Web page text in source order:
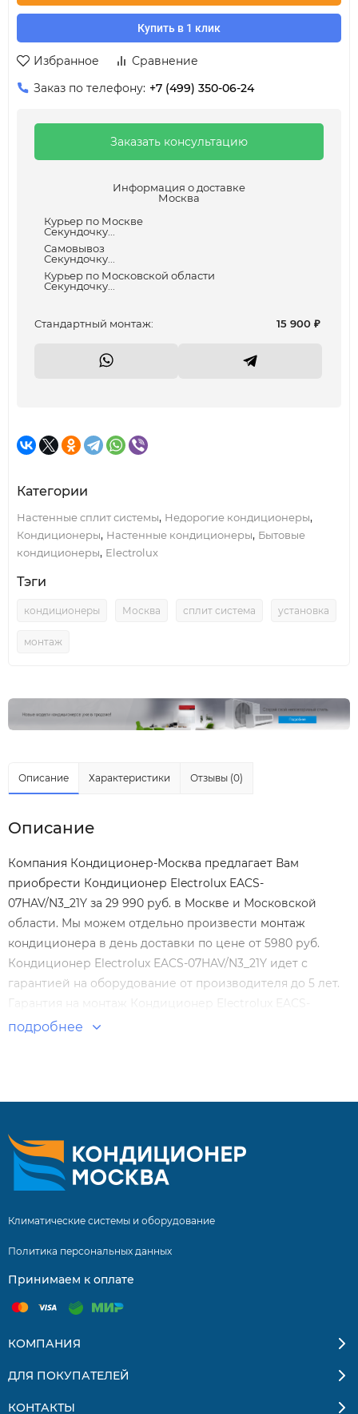
Купить в 1 клик
Избранное
Сравнение
Заказ по телефону: +7 (499) 350-06-24
Заказать консультацию
Информация о доставке
Москва
Курьер по Москве
Секундочку...
Самовывоз
Секундочку...
Курьер по Московской области
Секундочку...
Cтандартный монтаж: 15 900 ₽
Категории
Настенные сплит системы, Недорогие кондиционеры,
Кондиционеры, Настенные кондиционеры, Бытовые
кондиционеры, Electrolux
Тэги
кондиционеры Москва сплит система установка
монтаж
Описание Характеристики Отзывы (0)
Описание
Компания Кондиционер-Москва предлагает Вам
приобрести Кондиционер Electrolux EACS-
07HAV/N3_21Y за 29 990 руб. в Москве и Московской
области. Мы можем отдельно произвести монтаж
кондиционера в день доставки по цене от 5980 руб.
Кондиционер Electrolux EACS-07HAV/N3_21Y идет с
гарантией на оборудование от производителя до 5 лет.
Гарантия на монтаж Кондиционер Electrolux EACS-
07HAV/N3_21Y нашими специалистами составляет 5 лет!
подробнее
Климатические системы и оборудование
Политика персональных данных
Принимаем к оплате
КОМПАНИЯ
ДЛЯ ПОКУПАТЕЛЕЙ
КОНТАКТЫ